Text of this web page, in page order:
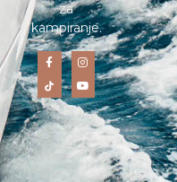
za
kampiranje.